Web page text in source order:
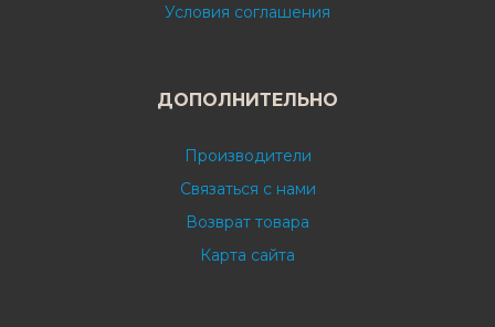
Условия соглашения
ДОПОЛНИТЕЛЬНО
Производители
Связаться с нами
Возврат товара
Карта сайта